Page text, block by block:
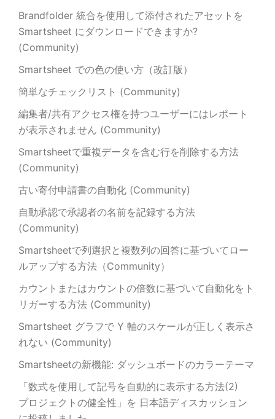
Brandfolder 統合を使用して添付されたアセットを
Smartsheet にダウンロードできますか?
(Community)
Smartsheet での色の使い方（改訂版）
簡単なチェックリスト (Community)
編集者/共有アクセス権を持つユーザーにはレポート
が表示されません (Community)
Smartsheetで重複データを含む行を削除する方法
(Community)
古い寄付申請書の自動化 (Community)
自動承認で承認者の名前を記録する方法
(Community)
Smartsheetで列選択と複数列の回答に基づいてロー
ルアップする方法（Community）
カウントまたはカウントの倍数に基づいて自動化をト
リガーする方法 (Community)
Smartsheet グラフで Y 軸のスケールが正しく表示さ
れない (Community)
Smartsheetの新機能: ダッシュボードのカラーテーマ
「数式を使用して記号を自動的に表示する方法(2)
プロジェクトの健全性」を 日本語ディスカッション